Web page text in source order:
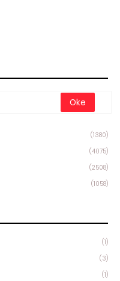
(1380)
(4075)
(2508)
(1058)
(1)
(3)
(1)